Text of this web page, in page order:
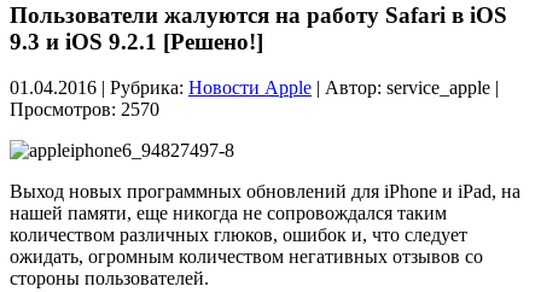
Пользователи жалуются на работу Safari в iOS
9.3 и iOS 9.2.1 [Решено!]
01.04.2016 | Рубрика: Новости Apple | Автор: service_apple |
Просмотров: 2570
Выход новых программных обновлений для iPhone и iPad, на
нашей памяти, еще никогда не сопровождался таким
количеством различных глюков, ошибок и, что следует
ожидать, огромным количеством негативных отзывов со
стороны пользователей.